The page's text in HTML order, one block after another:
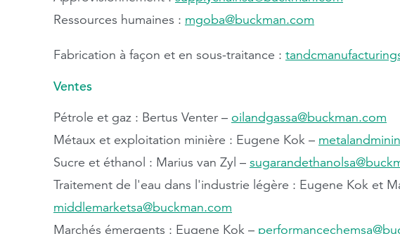
Ressources humaines : mgoba@buckman.com
Fabrication à façon et en sous-traitance :
Ventes
Pétrole et gaz​​​​​​​ : Bertus Venter – oilandgassa@buckman.com
Métaux et exploitation minière : Eugene Kok –
Sucre et éthanol : Marius van Zyl –
Traitement de l'eau dans l'industrie légère : Eugene Kok et
middlemarketsa@buckman.com
Marchés émergents : Eugene Kok –